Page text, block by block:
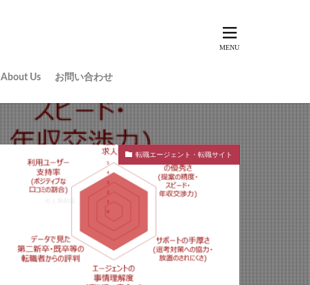
About Us お問い合わせ
転職エージェント・転職サイト